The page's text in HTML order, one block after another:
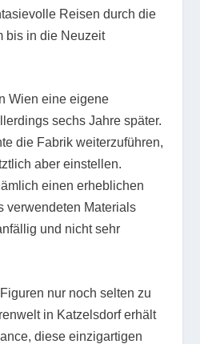
Reisen durch die
bis in die Neuzeit
Wien eine eigene
sechs Jahre später.
die Fabrik weiterzuführen,
aber einstellen.
einen erheblichen
verwendeten Materials
und nicht sehr
nur noch selten zu
in Katzelsdorf erhält
diese einzigartigen